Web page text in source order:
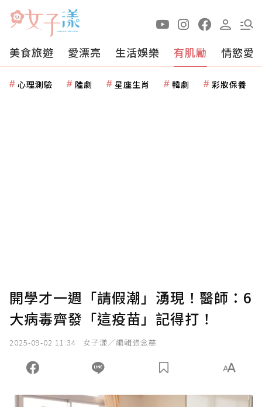
美食旅遊 愛漂亮 生活娛樂 有肌勵 情慾愛
心理測驗 陸劇 星座生肖 韓劇 彩妝保養
開學才一週「請假潮」湧現！醫師：6
大病毒齊發「這疫苗」記得打！
2025-09-02 11:34 女子漾／編輯張念慈